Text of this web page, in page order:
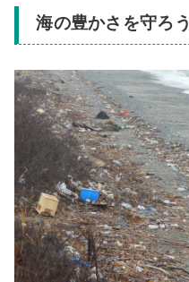
海の豊かさを守ろう